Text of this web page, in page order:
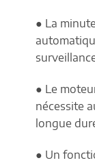
● La
● Le
nécessite
longue
● Un